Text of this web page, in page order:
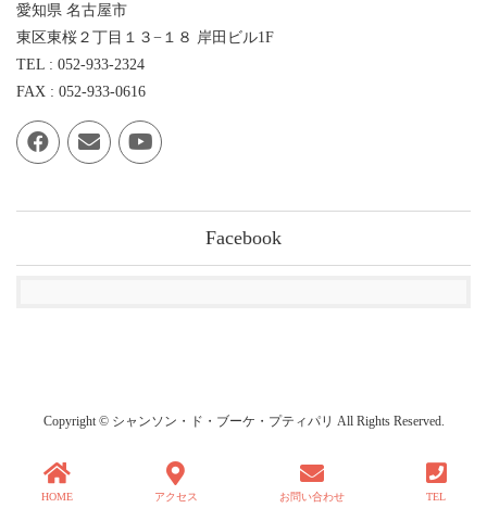
愛知県 名古屋市
東区東桜２丁目１３−１８ 岸田ビル1F
TEL : 052-933-2324
FAX : 052-933-0616
Facebook
Copyright © シャンソン・ド・ブーケ・プティパリ All Rights Reserved.
HOME アクセス お問い合わせ TEL